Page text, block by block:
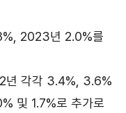
2023년 2.0%를
년 각각 3.4%, 3.6%
및 1.7%로 추가로